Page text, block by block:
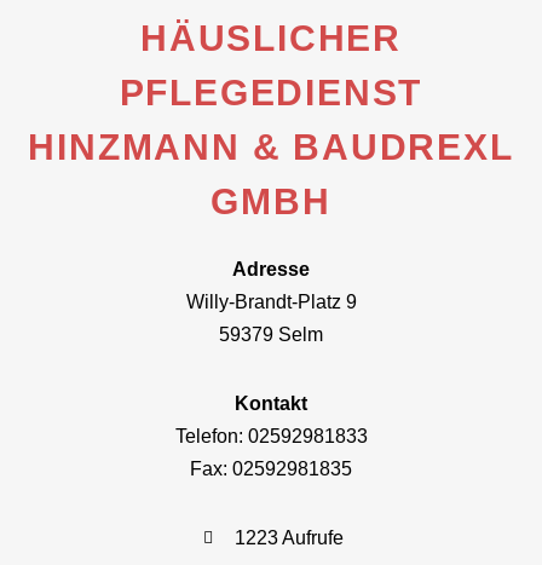
HÄUSLICHER
PFLEGEDIENST
HINZMANN & BAUDREXL
GMBH
Adresse
Willy-Brandt-Platz 9
59379 Selm
Kontakt
Telefon: 02592981833
Fax: 02592981835
1223 Aufrufe